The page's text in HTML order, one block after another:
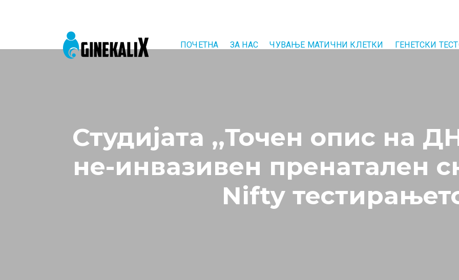
Main Navigation ПОЧЕТНА ЗА НАС ЧУВАЊЕ МАТИЧНИ КЛЕТКИ ГЕНЕТСКИ
Студијата ,,Точен опис на
не-инвазивен пренатален
Nifty